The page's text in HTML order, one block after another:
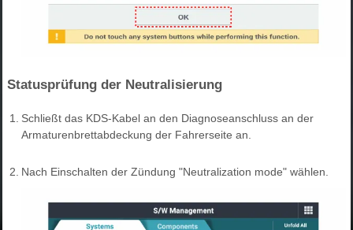
Statusprüfung der Neutralisierung
1.
Schließt das KDS-Kabel an den Diagnoseanschluss an der
Armaturenbrettabdeckung der Fahrerseite an.
2. Nach Einschalten der Zündung "Neutralization mode" wählen.